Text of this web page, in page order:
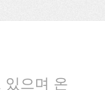
있으며 온